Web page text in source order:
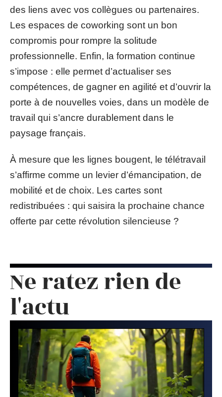
des liens avec vos collègues ou partenaires.
Les espaces de coworking sont un bon
compromis pour rompre la solitude
professionnelle. Enfin, la formation continue
s’impose : elle permet d’actualiser ses
compétences, de gagner en agilité et d’ouvrir la
porte à de nouvelles voies, dans un modèle de
travail qui s’ancre durablement dans le
paysage français.
À mesure que les lignes bougent, le télétravail
s’affirme comme un levier d’émancipation, de
mobilité et de choix. Les cartes sont
redistribuées : qui saisira la prochaine chance
offerte par cette révolution silencieuse ?
Ne ratez rien de
l'actu